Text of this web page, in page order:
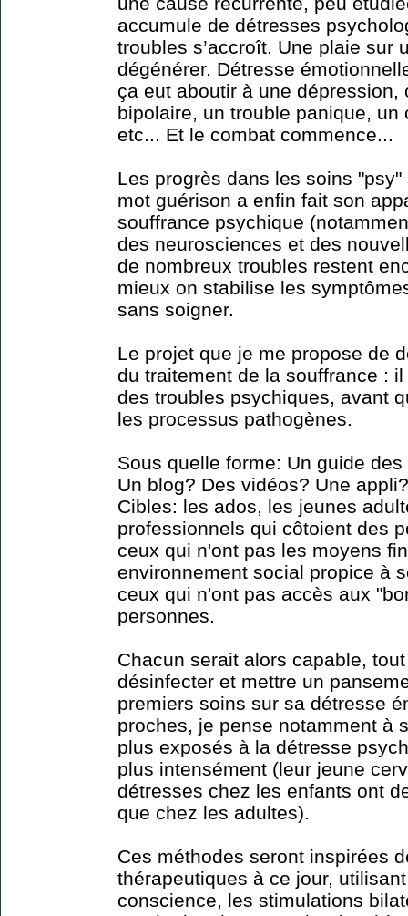
accumule de détresses
troubles s’accroît. Une plaie sur
dégénérer. Détresse
ça eut aboutir à une dépression,
bipolaire, un trouble panique,
etc... Et le combat commence...
Les progrès dans les soins
mot guérison a enfin fait son
souffrance psychique
des neurosciences et des
de nombreux troubles restent
mieux on stabilise les
sans soigner.
Le projet que je me propose de
du traitement de la souffrance :
des troubles psychiques, avant
les processus pathogènes.
Sous quelle forme: Un guide
Un blog? Des vidéos? Une
Cibles: les ados, les jeunes
professionnels qui côtoient des
ceux qui n'ont pas les moyens
environnement social propice à
ceux qui n'ont pas accès aux
personnes.
Chacun serait alors capable,
désinfecter et mettre un
premiers soins sur sa détresse
proches, je pense notamment à
plus exposés à la détresse
plus intensément (leur jeune
détresses chez les enfants ont
que chez les adultes).
Ces méthodes seront inspirées
thérapeutiques à ce jour,
conscience, les stimulations